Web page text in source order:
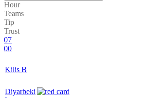
Hour
Teams
Tip
Trust
07
00
Kilis B
Diyarbeki